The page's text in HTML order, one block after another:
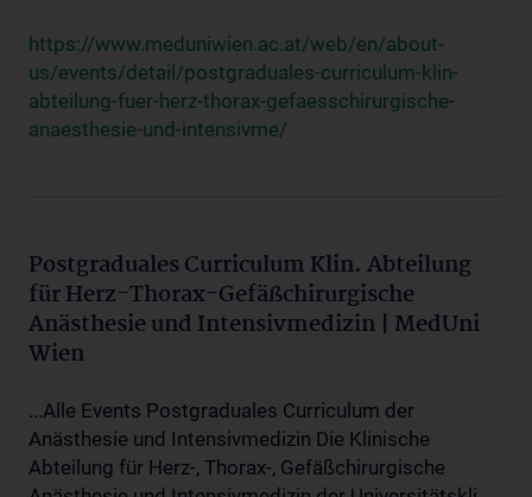
https://www.meduniwien.ac.at/web/en/about-
us/events/detail/postgraduales-curriculum-klin-
abteilung-fuer-herz-thorax-gefaesschirurgische-
anaesthesie-und-intensivme/
Postgraduales Curriculum Klin. Abteilung
für Herz-Thorax-Gefäßchirurgische
Anästhesie und Intensivmedizin | MedUni
Wien
...Alle Events Postgraduales Curriculum der
Anästhesie und Intensivmedizin Die Klinische
Abteilung für Herz-, Thorax-, Gefäßchirurgische